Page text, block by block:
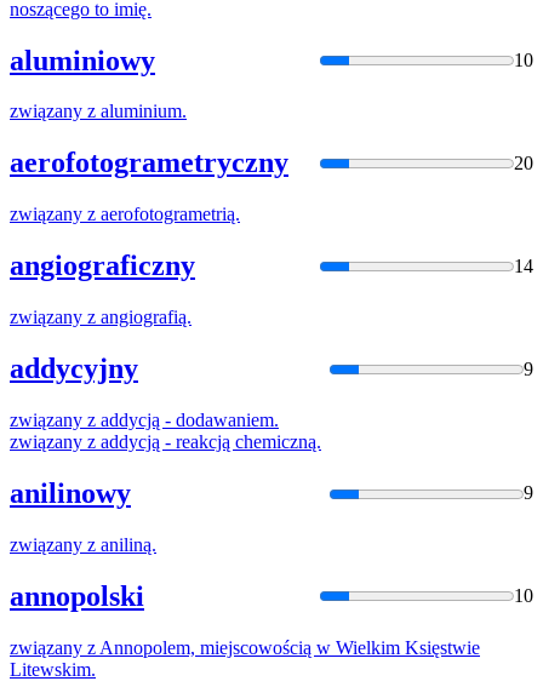
noszącego to imię.
aluminiowy 10
związany z aluminium.
aerofotogrametryczny 20
związany z aerofotogrametrią.
angiograficzny 14
związany z angiografią.
addycyjny 9
związany z addycją - dodawaniem.
związany z addycją - reakcją chemiczną.
anilinowy 9
związany z aniliną.
annopolski 10
związany z Annopolem, miejscowością w Wielkim Księstwie
Litewskim.